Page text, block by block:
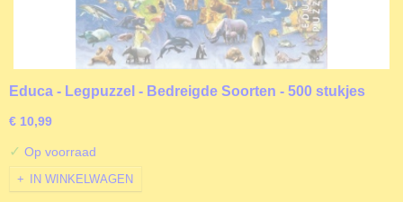
Educa - Legpuzzel - Bedreigde Soorten - 500 stukjes
€ 10,99
✓ Op voorraad
IN WINKELWAGEN